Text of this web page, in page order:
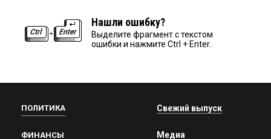
Нашли ошибку?
Выделите фрагмент с текстом
ошибки и нажмите Ctrl + Enter.
ПОЛИТИКА
ФИНАНСЫ
Свежий выпуск
Медиа